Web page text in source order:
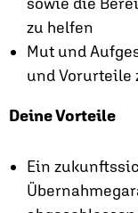
zu helfen
Mut und
und Vorurteile
Deine Vorteile
Ein